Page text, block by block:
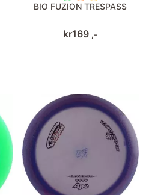
BIO FUZION TRESPASS
kr169 ,-